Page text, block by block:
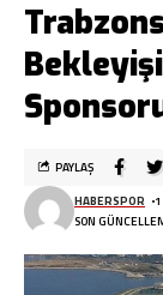
SON
HABERSPOR
PAYLAŞ